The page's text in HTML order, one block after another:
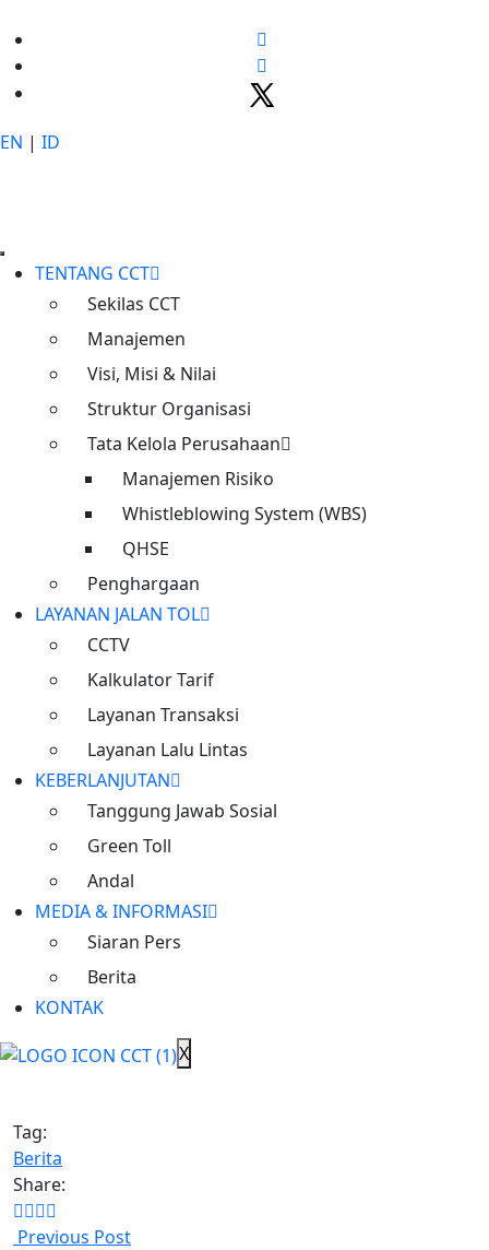
EN | ID
TENTANG CCT
Sekilas CCT
Manajemen
Visi, Misi & Nilai
Struktur Organisasi
Tata Kelola Perusahaan
Manajemen Risiko
Whistleblowing System (WBS)
QHSE
Penghargaan
LAYANAN JALAN TOL
CCTV
Kalkulator Tarif
Layanan Transaksi
Layanan Lalu Lintas
KEBERLANJUTAN
Tanggung Jawab Sosial
Green Toll
Andal
MEDIA & INFORMASI
Siaran Pers
Berita
KONTAK
X
Penyesuaian Transaksi Gerbang
Penyesuaian Transaksi Gerbang Tol Jatikarya
Admin 10/07/2024 4:52 AM
Haisobatcct
Sehubungan akan dioperasikannya Jalan Tol Cimanggis-
Cibitung Segmen Nagrak-Cibitung, akan dilakukan
penyesuaian sistem transaksi di Gerbang Tol Jatikarya
Utama mulai tanggal 10 Juli 2024 pukul 00.00 WIB, namun
pembukaan lajur ke arah Cibitung akan diberlakukan pada
pukul 06.00 WIB.
Penyesuaian transaksi akan dilakukan dari Sistem
Tertutup Terintegrasi dengan Ruas Tol Cibitung-Cilincing,
sehingga transaksi di Gerbang Tol Jatikarya Utama arah
Cibitung dikenakan tarif Segmen Cimanggis-Jatikarya
(Golongan I Rp5.500), dan untuk tarif Jatikarya-Nagrak
Tetap hati-hati dalam berkendara serta ikuti rambu-rambu
dan arahan dari Petugas di lapangan. Untuk info lalulintas
terkini dapat diakses melalui Call Center 24 jam PT
Cimanggis Cibitung Tollways di nomor (021) 29941002
Tag:
Berita
Share:
Previous Post